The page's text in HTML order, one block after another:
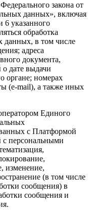
закона от
данных», включая
6 указанного
обработка
данных, в том числе
адреса
документа,
дате выдачи
органе; номерах
(е-mail), а также иных
Единого
с Платформой
с персональными
изменение,
(в том числе
сообщения) в
сообщения и